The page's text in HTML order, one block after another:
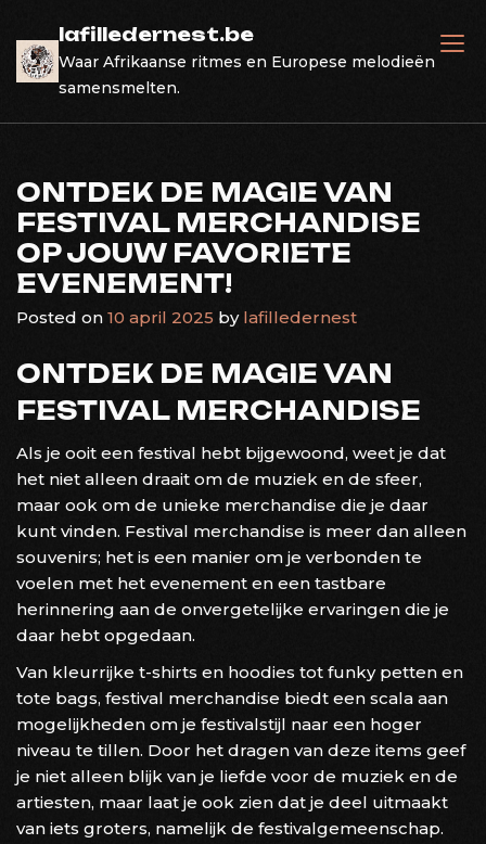
content
lafilledernest.be
Waar Afrikaanse ritmes en Europese melodieën
samensmelten.
ONTDEK DE MAGIE VAN
FESTIVAL MERCHANDISE
OP JOUW FAVORIETE
EVENEMENT!
Posted on 10 april 2025 by lafilledernest
ONTDEK DE MAGIE VAN
FESTIVAL MERCHANDISE
Als je ooit een festival hebt bijgewoond, weet je dat
het niet alleen draait om de muziek en de sfeer,
maar ook om de unieke merchandise die je daar
kunt vinden. Festival merchandise is meer dan alleen
souvenirs; het is een manier om je verbonden te
voelen met het evenement en een tastbare
herinnering aan de onvergetelijke ervaringen die je
daar hebt opgedaan.
Van kleurrijke t-shirts en hoodies tot funky petten en
tote bags, festival merchandise biedt een scala aan
mogelijkheden om je festivalstijl naar een hoger
niveau te tillen. Door het dragen van deze items geef
je niet alleen blijk van je liefde voor de muziek en de
artiesten, maar laat je ook zien dat je deel uitmaakt
van iets groters, namelijk de festivalgemeenschap.